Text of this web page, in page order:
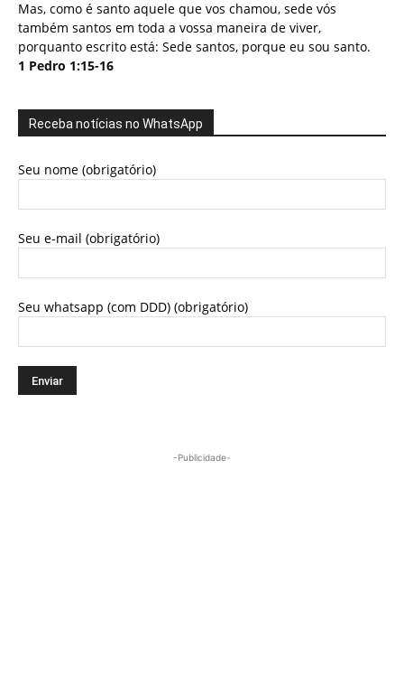
Mas, como é santo aquele que vos chamou, sede vós
também santos em toda a vossa maneira de viver,
porquanto escrito está: Sede santos, porque eu sou santo.
1 Pedro 1:15-16
Receba notícias no WhatsApp
Seu nome (obrigatório)
Seu e-mail (obrigatório)
Seu whatsapp (com DDD) (obrigatório)
-Publicidade-